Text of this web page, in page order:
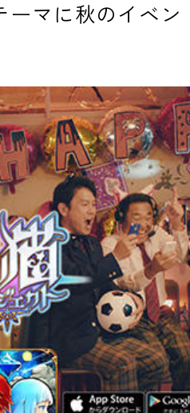
ーマに秋のイベ